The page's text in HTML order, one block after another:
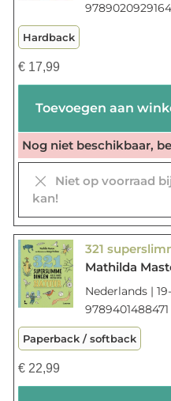
9789020929164
Hardback
€17,99
Toevoegen aan
Nog niet beschikbaar,
Niet op voorraad
kan!
Mathilda
Nederlands |
9789401488471
Paperback / softback
€22,99